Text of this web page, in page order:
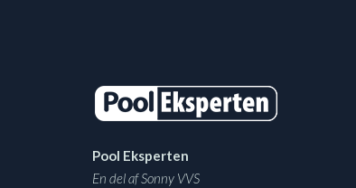
Pool Eksperten
En del af Sonny VVS